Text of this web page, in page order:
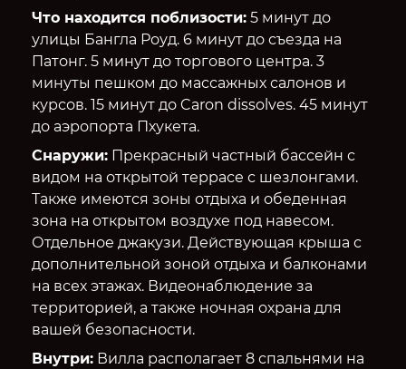
Что находится поблизости:5 минут до
улицы Бангла Роуд. 6 минут до съезда на
Патонг. 5 минут до торгового центра. 3
минуты пешком до массажных салонов и
курсов. 15 минут до Caron dissolves. 45 минут
до аэропорта Пхукета.
Снаружи:Прекрасный частный бассейн с
видом на открытой террасе с шезлонгами.
Также имеются зоны отдыха и обеденная
зона на открытом воздухе под навесом.
Отдельное джакузи. Действующая крыша с
дополнительной зоной отдыха и балконами
на всех этажах. Видеонаблюдение за
территорией, а также ночная охрана для
вашей безопасности.
Внутри:Вилла располагает 8 спальнями на